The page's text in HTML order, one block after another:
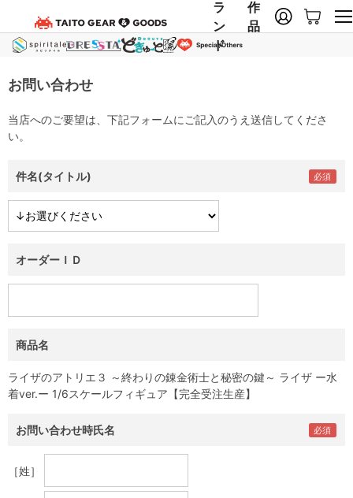
ラ
ン
ド
作
品
お問い合わせ
当店へのご要望は、下記フォームにご記入のうえ送信してくださ
い。
件名(タイトル)
オーダーＩＤ
商品名
ライザのアトリエ３ ～終わりの錬金術士と秘密の鍵～ ライザ ー水
着ver.ー 1/6スケールフィギュア【完全受注生産】
お問い合わせ時氏名
［姓］